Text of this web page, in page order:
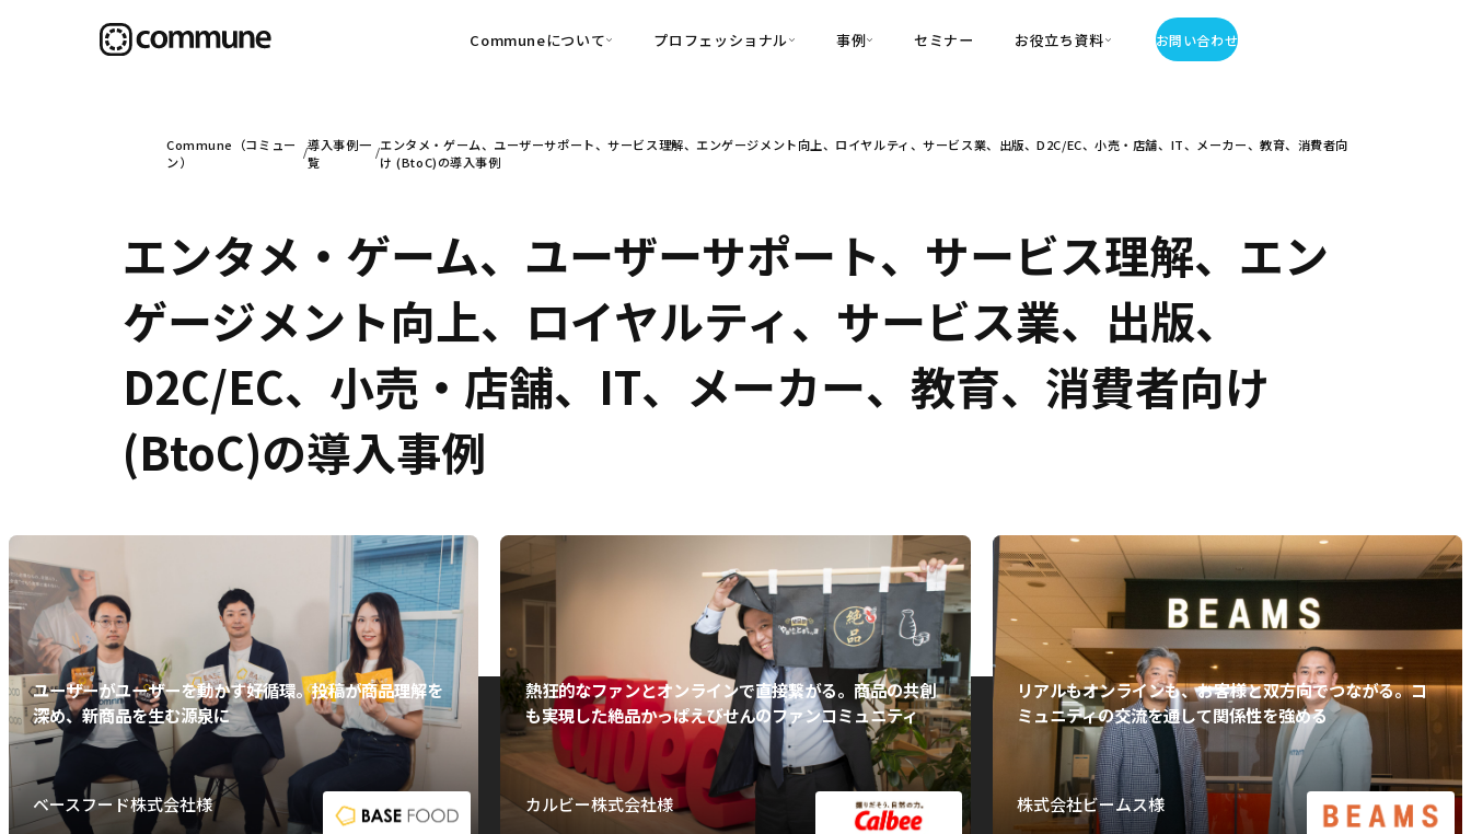
Communeについて
可視化
育成
信頼を醸成する信頼起点経営基盤
SuccessHub）
・Commune for Work
プロフェッショナル
・Customer-Led Growth
事例
導入事例
セミナー お役立ち資料
・お役立ち資料
お問い合わせ
Commune（コミュー
ン）
導入事例一
覧
エンタメ・ゲーム、ユーザーサポート、サービス理解、エンゲージメント向上、ロイヤルティ、サービス業、出版、D2C/EC、小売・店舗、IT、メーカー、教育、消費者向
け (BtoC)の導入事例
エンタメ・ゲーム、ユーザーサポート、サービス理解、エン
ゲージメント向上、ロイヤルティ、サービス業、出版、
D2C/EC、小売・店舗、IT、メーカー、教育、消費者向け
(BtoC)の導入事例
ユーザーがユーザーを動かす好循環。投稿が商品理解を
深め、新商品を生む源泉に
ベースフード株式会社様
熱狂的なファンとオンラインで直接繋がる。商品の共創
も実現した絶品かっぱえびせんのファンコミュニティ
カルビー株式会社様
リアルもオンラインも、お客様と双方向でつながる。コ
ミュニティの交流を通して関係性を強める
株式会社ビームス様